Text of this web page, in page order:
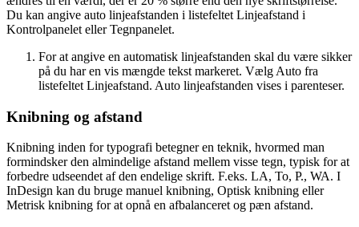
Du kan angive auto linjeafstanden i listefeltet Linjeafstand i
Kontrolpanelet eller Tegnpanelet.
For at angive en automatisk linjeafstanden skal du være sikker
på du har en vis mængde tekst markeret. Vælg Auto fra
listefeltet Linjeafstand. Auto linjeafstanden vises i parenteser.
Knibning og afstand
Knibning inden for typografi betegner en teknik, hvormed man
formindsker den almindelige afstand mellem visse tegn, typisk for at
forbedre udseendet af den endelige skrift. F.eks. LA, To, P., WA. I
InDesign kan du bruge manuel knibning, Optisk knibning eller
Metrisk knibning for at opnå en afbalanceret og pæn afstand.